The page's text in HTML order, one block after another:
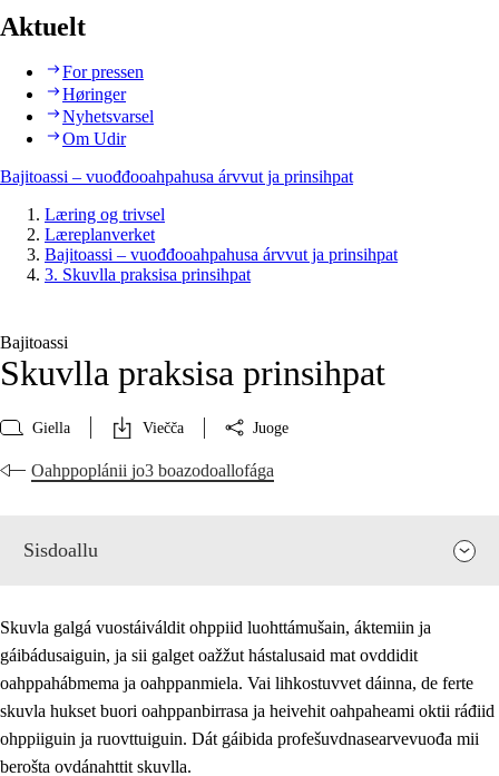
Aktuelt
For pressen
Høringer
Nyhetsvarsel
Om Udir
Bajitoassi – vuođđooahpahusa árvvut ja prinsihpat
Læring og trivsel
Læreplanverket
Bajitoassi – vuođđooahpahusa árvvut ja prinsihpat
3. Skuvlla praksisa prinsihpat
Bajitoassi
Skuvlla praksisa prinsihpat
Giella Viečča Juoge
Oahppoplánii jo3 boazodoallofága
Sisdoallu
Skuvla galgá vuostáiváldit ohppiid luohttámušain, áktemiin ja
gáibádusaiguin, ja sii galget oažžut hástalusaid mat ovddidit
oahppahábmema ja oahppanmiela. Vai lihkostuvvet dáinna, de ferte
skuvla hukset buori oahppanbirrasa ja heivehit oahpaheami oktii ráđiid
ohppiiguin ja ruovttuiguin. Dát gáibida profešuvdnasearvevuođa mii
berošta ovdánahttit skuvlla.